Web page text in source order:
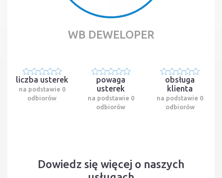
WB DEWELOPER
liczba usterek
na podstawie 0
odbiorów
powaga
usterek
na podstawie 0
odbiorów
obsługa
klienta
na podstawie 0
odbiorów
Dowiedz się więcej o naszych